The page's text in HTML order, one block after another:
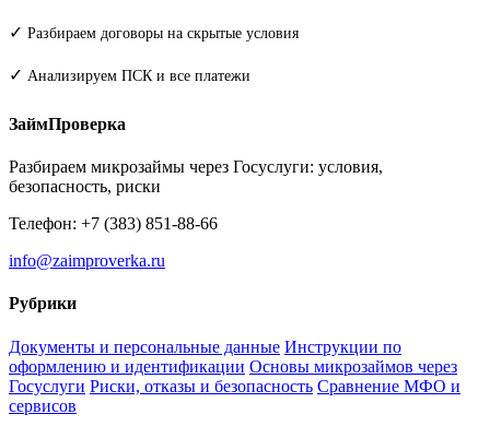
✓ Разбираем договоры на скрытые условия
✓ Анализируем ПСК и все платежи
ЗаймПроверка
Разбираем микрозаймы через Госуслуги: условия,
безопасность, риски
Телефон: +7 (383) 851-88-66
info@zaimproverka.ru
Рубрики
Документы и персональные данные Инструкции по
оформлению и идентификации Основы микрозаймов через
Госуслуги Риски, отказы и безопасность Сравнение МФО и
сервисов